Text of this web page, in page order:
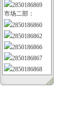
2850186869
市场二部：
2850186860
2850186862
2850186866
2850186867
2850186868